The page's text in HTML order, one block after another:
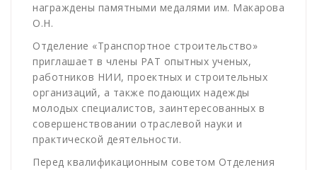
награждены памятными медалями им. Макарова
О.Н.
Отделение «Транспортное строительство»
приглашает в члены РАТ опытных ученых,
работников НИИ, проектных и строительных
организаций, а также подающих надежды
молодых специалистов, заинтересованных в
совершенствовании отраслевой науки и
практической деятельности.
Перед квалификационным советом Отделения